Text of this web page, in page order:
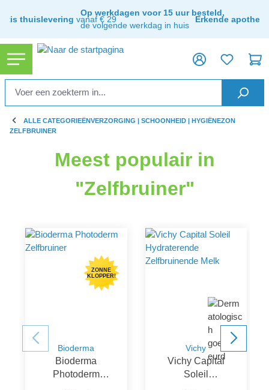
thuislevering vanaf € 29
Op werkdagen voor 15 uur besteld,
de volgende werkdag in huis
Erkende apotheek
ALLE CATEGORIEËNVERZORGING | SCHOONHEID | HYGIËNEZON
ZELFBRUINER
Meest populair in
"Zelfbruiner"
ZONNE
KLOPPER!
Bioderma
Bioderma
Photoderm
Vichy
Vichy Capital
Soleil